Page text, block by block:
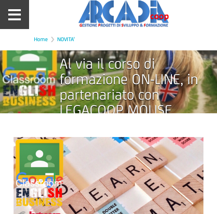
Home NOVITA'
Al via il corso di
formazione ON-LINE, in
partenariato con
LEGACOOP MOLISE,
valere sull’Avviso 44